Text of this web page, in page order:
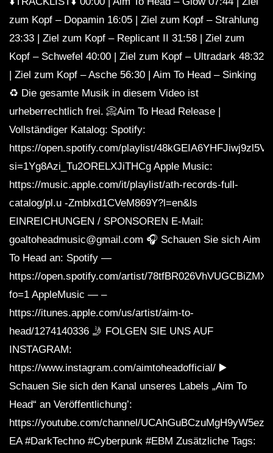
zum Kopf – Dopamin 16:05 | Ziel zum Kopf – Strahlung
23:33 | Ziel zum Kopf – Replicant II 31:58 | Ziel zum
Kopf – Schwefel 40:00 | Ziel zum Kopf – Ultradark 48:32
| Ziel zum Kopf – Asche 56:30 | Aim To Head – Sinking
♻️ Die gesamte Musik in diesem Video ist
urheberrechtlich frei. 📀Aim To Head Release |
Vollständiger Katalog: Spotify:
https://open.spotify.com/playlist/
si=1Yg8Azi_Tu2ORELXJiTHCg Apple Music:
https://music.apple.com/it/playlist/ath-records-full-
catalog/pl.u -Zmblxd1CVeM869Y?l=en&ls
EINREICHUNGEN / SPONSOREN E-Mail:
goaltoheadmusic@gmail.com 🎧 Schauen Sie sich Aim
To Head an: Spotify —
https://open.spotify.com/artist/
fo=1 AppleMusic — –
https://itunes.apple.com/us/artist/aim-to-
head/1274140336 🤳 FOLGEN SIE UNS AUF
INSTAGRAM:
https://www.instagram.com/aimtoheadofficial/ ▶️
Schauen Sie sich den Kanal unseres Labels „Aim To
Head“ an Veröffentlichung’:
https://youtube.com/channel/
EA #DarkTechno #Cyberpunk #EBM Zusätzliche Tags: